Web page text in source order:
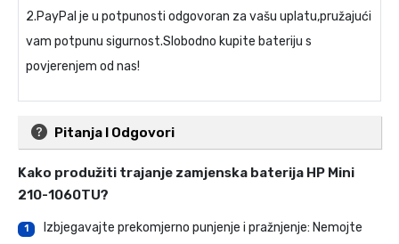
2.PayPal je u potpunosti odgovoran za vašu uplatu,pružajući
vam potpunu sigurnost.Slobodno kupite bateriju s
povjerenjem od nas!
Pitanja I Odgovori
Kako produžiti trajanje zamjenska baterija HP Mini
210-1060TU?
1
Izbjegavajte prekomjerno punjenje i pražnjenje: Nemojte